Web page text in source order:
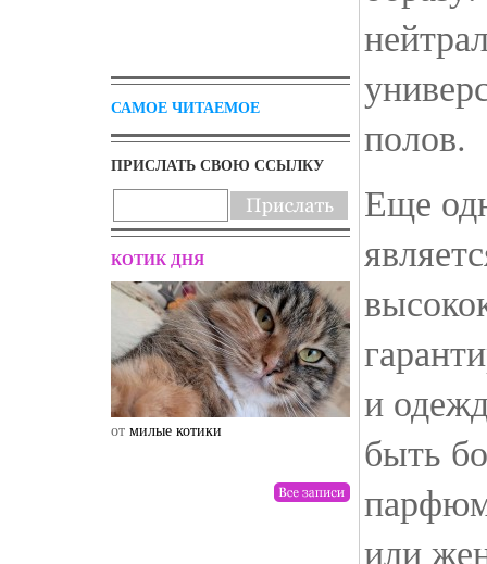
САМОЕ ЧИТАЕМОЕ
ПРИСЛАТЬ СВОЮ ССЫЛКУ
КОТИК ДНЯ
от милые котики drunktwi
полов.
Еще
и
быть
или